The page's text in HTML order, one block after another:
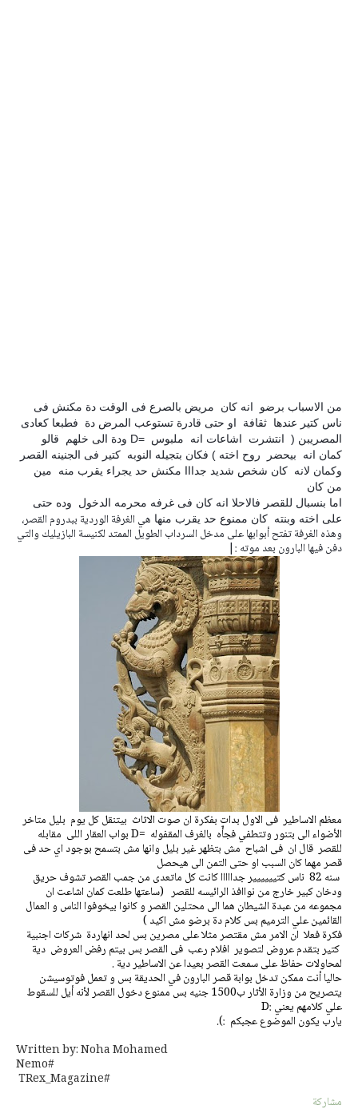
من الاسباب برضو انه كان مريض بالصرع فى الوقت دة مكنش فى
ناس كتير عندها ثقافة او حتى قادرة تستوعب المرض دة فطبعا كعادى
المصريبن ( انتشرت اشاعات انه ملبوس =D ودة الى خلهم قالو
كمان انه بيحضر روح اخته ) فكان بتجيله النوبه كتير فى الجنينه القصر
وكمان لانه كان شخص شديد جدااا مكنش حد يجراء يقرب منه مين
من كان
اما بنسبال للقصر فالاحلا انه كان فى غرفه محرمه الدخول وده حتى
على اخته وبنته كان ممنوع حد يقرب منها هي الغرفة الوردية ببدروم القصر،
وهذه الغرفة تفتح أبوابها على مدخل السرداب الطويل الممتد لكنيسة البازيليك والتي
دفن فيها البارون بعد موته :|
معظم الاساطير فى الاول بدات بفكرة ان صوت الاثاث بيتنقل كل يوم بليل متاخر
الأضواء الى بتنور وتتطفي فجأّه بالغرف المقفوله =D بواب العقار اللى مقابله
للقصر قال ان فى اشباح مش بتظهر غير بليل وانها مش بتسمح بوجود اي حد فى
قصر مهما كان السبب او حتى التمن الى هيحصل
سنه 82 ناس كتيييييير جدااااا كانت كل ماتعدى من جمب القصر تشوف حريق
ودخان كبير خارج من نواافذ الرائيسه للقصر (ساعتها طلعت كمان اشاعت ان
مجموعه من عبدة الشيطان هما الى محتلين القصر و كانوا بيخوفوا الناس و العمال
القائمين علي الترميم بس كلام دة برضو مش اكيد )
فكرة فعلا ان الامر مش مقتصر مثلا على مصرين بس لحد انهاردة شركات اجنبية
كتير بتقدم عروض لتصوير افلام رعب فى القصر بس بيتم رفض العروض دية
لمحاولات حفاظ على سمعت القصر بعيدا عن الاساطير دية .
حاليا أنت ممكن تدخل بوابة قصر البارون في الحديقة بس و تعمل فوتوسيشن
يتصريح من وزارة الأثار ب1500 جنيه بس ممنوع دخول القصر لأنه أيل للسقوط
علي كلامهم يعني :D
يارب يكون الموضوع عجبكم :).
Written by: Noha Mohamed
#Nemo
#TRex_Magazine
مشاركة